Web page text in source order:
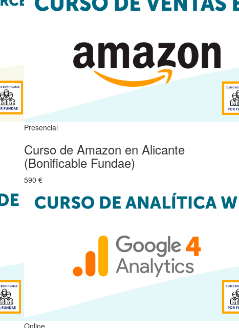
Presencial
Curso de Amazon en Alicante
(Bonificable Fundae)
590 €
Online